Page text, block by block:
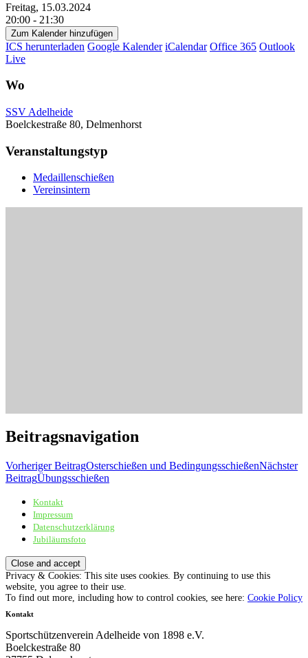
Freitag, 15.03.2024
20:00 - 21:30
Zum Kalender hinzufügen
ICS herunterladen Google Kalender iCalendar Office 365 Outlook
Live
Wo
SSV Adelheide
Boelckestraße 80, Delmenhorst
Veranstaltungstyp
Medaillenschießen
Vereinsintern
Beitragsnavigation
Vorheriger BeitragOsterschießen und BedingungsschießenNächster
BeitragÜbungsschießen
Sportschützenverein Adelheide von 1898 e.V.
Kontakt
Impressum
Datenschutzerklärung
Jubiläumsfoto
Privacy & Cookies: This site uses cookies. By continuing to use this
website, you agree to their use.
To find out more, including how to control cookies, see here: Cookie Policy
Kontakt
Sportschützenverein Adelheide von 1898 e.V.
Boelckestraße 80